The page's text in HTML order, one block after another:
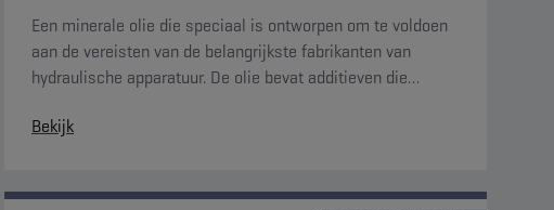
Een minerale olie die speciaal is ontworpen om te voldoen
aan de vereisten van de belangrijkste fabrikanten van
hydraulische apparatuur. De olie bevat additieven die
Bekijk